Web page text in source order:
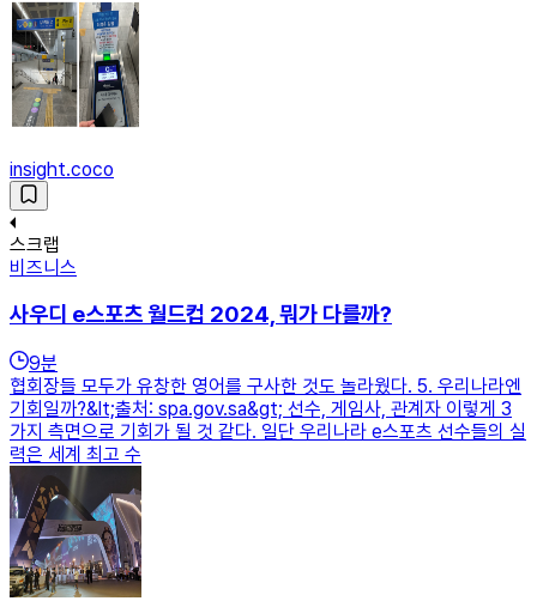
insight.coco
스크랩
비즈니스
사우디 e스포츠 월드컵 2024, 뭐가 다를까?
9분
협회장들 모두가 유창한 영어를 구사한 것도 놀라웠다. 5. 우리나라엔
기회일까?&lt;출처: spa.gov.sa&gt; 선수, 게임사, 관계자 이렇게 3
가지 측면으로 기회가 될 것 같다. 일단 우리나라 e스포츠 선수들의 실
력은 세계 최고 수